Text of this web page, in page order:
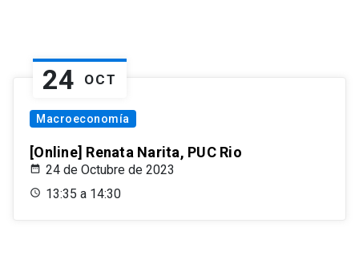
24 OCT
Macroeconomía
[Online] Renata Narita, PUC Rio
24 de Octubre de 2023
13:35 a 14:30